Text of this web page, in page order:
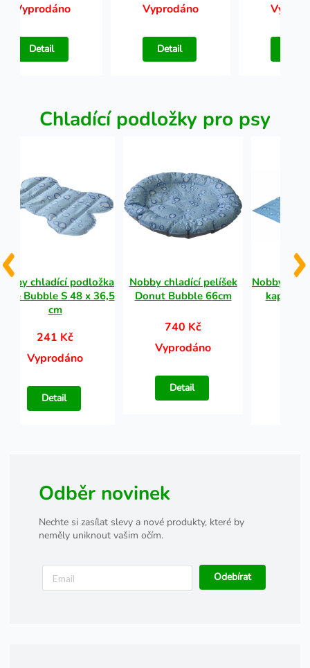
Vyprodáno
Detail
Vyprodáno
Detail
Chladící podložky pro psy
chladící podložka
Bubble S 48 x 36,5
cm
241 Kč
Vyprodáno
Detail
Nobby chladící pelíšek
Donut Bubble 66cm
740 Kč
Vyprodáno
Detail
Nobby
kapky L
Odběr novinek
Nechte si zasílat slevy a nové produkty, které by
neměly uniknout vašim očím.
Odebírat